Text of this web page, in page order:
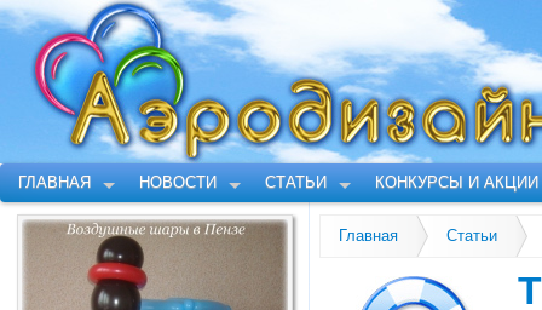
ГЛАВНАЯ НОВОСТИ СТАТЬИ КОНКУРСЫ И АКЦИИ
Главная Статьи